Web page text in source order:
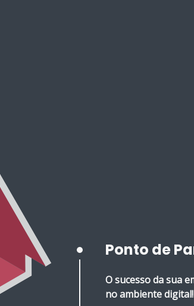
Ponto de
O sucesso da sua
no ambiente digital!